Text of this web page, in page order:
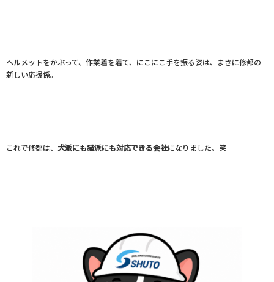
ヘルメットをかぶって、作業着を着て、にこにこ手を振る姿は、まさに修都の
新しい応援係。
これで修都は、 犬派にも猫派にも対応できる会社になりました。笑